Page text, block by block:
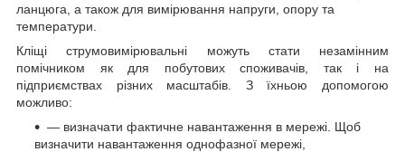
ланцюга, а також для вимірювання напруги, опору та
температури.
Кліщі струмовимірювальні можуть стати незамінним
помічником як для побутових споживачів, так і на
підприємствах різних масштабів. З їхньою допомогою
можливо:
— визначати фактичне навантаження в мережі. Щоб
визначити навантаження однофазної мережі,